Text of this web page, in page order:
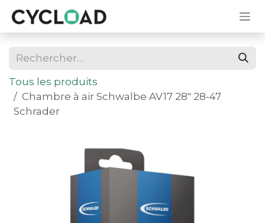
Se rendre au contenu
Tous les produits
Chambre à air Schwalbe AV17 28" 28-47
Schrader